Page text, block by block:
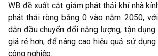
WB đề xuất cắt giảm phát thải khí nhà
phát thải ròng bằng 0 vào năm 2050,
dẫn đầu chuyển đổi năng lượng, tận
giá rẻ hơn, để nâng cao hiệu quả sử
công nghiệp.